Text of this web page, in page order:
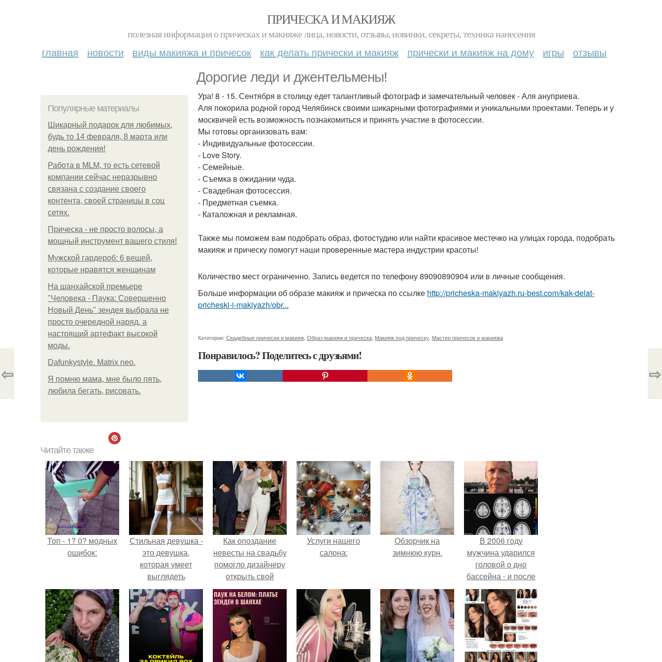
ПРИЧЕСКА И МАКИЯЖ
полезная информация о прическах и макияже лица, новости, отзывы, новинки, секреты, техника нанесения
главная новости виды макияжа и причесок как делать прически и макияж прически и макияж на дому игры отзывы
Дорогие леди и джентельмены!
Популярные материалы
Шикарный подарок для любимых,
будь то 14 февраля, 8 марта или
день рождения!
Работа в MLM, то есть сетевой
компании сейчас неразрывно
связана с создание своего
контента, своей страницы в соц
сетях.
Прическа - не просто волосы, а
мощный инструмент вашего стиля!
Мужской гардероб: 6 вещей,
которые нравятся женщинам
На шанхайской премьере
"Человека - Паука: Совершенно
Новый День" зендея выбрала не
просто очередной наряд, а
настоящий артефакт высокой
моды.
Dafunkystyle. Matrix neo.
Я помню мама, мне было пять,
любила бегать, рисовать.
Ура! 8 - 15. Сентября в столицу едет талантливый фотограф и замечательный человек - Аля ануприева.
Аля покорила родной город Челябинск своими шикарными фотографиями и уникальными проектами. Теперь и у
москвичей есть возможность познакомиться и принять участие в фотосессии.
Мы готовы организовать вам:
- Индивидуальные фотосессии.
- Love Story.
- Семейные.
- Съемка в ожидании чуда.
- Свадебная фотосессия.
- Предметная съемка.
- Каталожная и рекламная.
Также мы поможем вам подобрать образ, фотостудию или найти красивое местечко на улицах города, подобрать
макияж и прическу помогут наши проверенные мастера индустрии красоты!
Количество мест ограниченно. Запись ведется по телефону 89090890904 или в личные сообщения.
Больше информации об образе макияж и прическа по ссылке http://pricheska-makiyazh.ru-best.com/kak-delat-
pricheski-i-makiyazh/obr...
Категории: Свадебные прически и макияж Образ макияж и прическа Макияж под прическу Мастер причесок и макияжа
Понравилось? Поделитесь с друзьями!
⇦ ⇨
Читайте также
Топ - 1? 0? модных
ошибок:
Стильная девушка -
это девушка,
которая умеет
выглядеть
привлекательно и
элегантно в любои
ситуации.
Как опоздание
невесты на свадьбу
помогло дизайнеру
открыть свой
бренд.
Услуги нашего
салона:
Обзорчик на
зимнюю курн.
В 2006 году
мужчина ударился
головой о дно
бассейна - и после
этого его жизнь
изменилась самым
странным образом.